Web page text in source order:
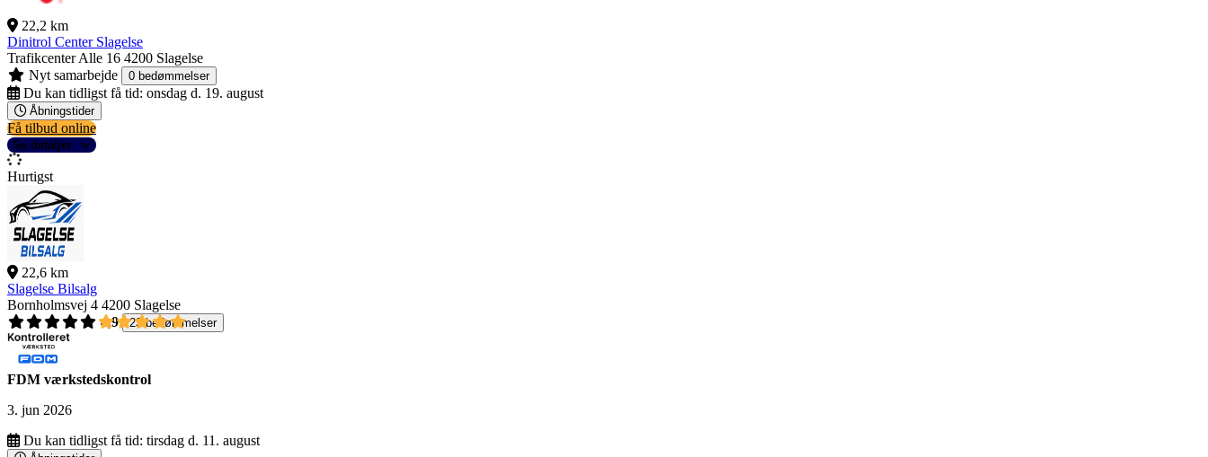
22,2 km
Dinitrol Center Slagelse
Trafikcenter Alle 16 4200 Slagelse
Nyt samarbejde
0 bedømmelser
Du kan tidligst få tid: onsdag d. 19. august
Åbningstider
Få tilbud online
Se detaljer
Hurtigst
22,6 km
Slagelse Bilsalg
Bornholmsvej 4 4200 Slagelse
4,9
23 bedømmelser
FDM værkstedskontrol
3. jun 2026
Du kan tidligst få tid: tirsdag d. 11. august